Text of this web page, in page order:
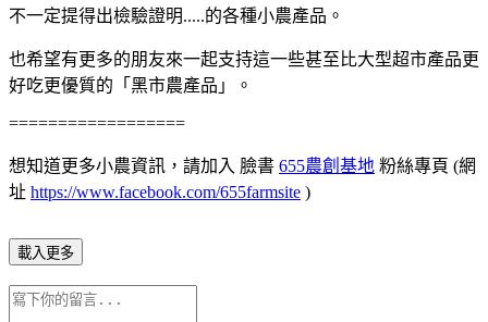
不一定提得出檢驗證明.....的各種小農產品。
也希望有更多的朋友來一起支持這一些甚至比大型超市產品更
好吃更優質的「黑市農產品」。
==================
想知道更多小農資訊，請加入 臉書 655農創基地 粉絲專頁 (網
址 https://www.facebook.com/655farmsite )
載入更多